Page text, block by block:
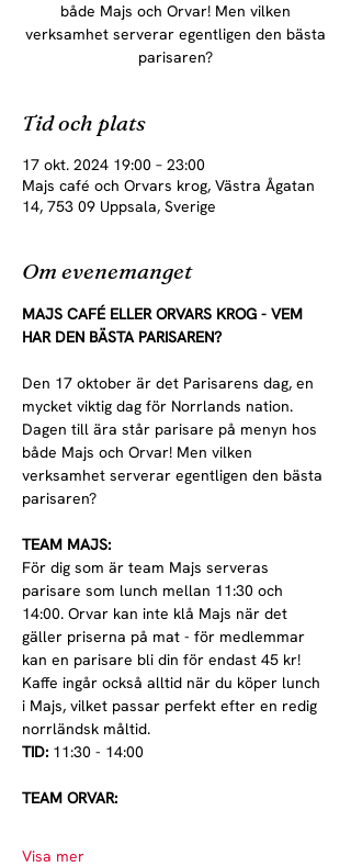
både Majs och Orvar! Men vilken
verksamhet serverar egentligen den bästa
parisaren?
Tid och plats
17 okt. 2024 19:00 – 23:00
Majs café och Orvars krog, Västra Ågatan
14, 753 09 Uppsala, Sverige
Om evenemanget
MAJS CAFÉ ELLER ORVARS KROG - VEM
HAR DEN BÄSTA PARISAREN?
Den 17 oktober är det Parisarens dag, en
mycket viktig dag för Norrlands nation.
Dagen till ära står parisare på menyn hos
både Majs och Orvar! Men vilken
verksamhet serverar egentligen den bästa
parisaren?
TEAM MAJS:
För dig som är team Majs serveras
parisare som lunch mellan 11:30 och
14:00. Orvar kan inte klå Majs när det
gäller priserna på mat - för medlemmar
kan en parisare bli din för endast 45 kr!
Kaffe ingår också alltid när du köper lunch
i Majs, vilket passar perfekt efter en redig
norrländsk måltid.
TID: 11:30 - 14:00
TEAM ORVAR:
Visa mer